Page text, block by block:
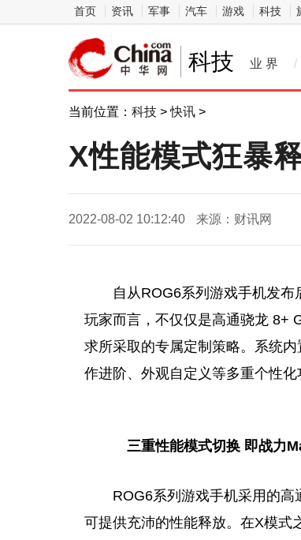
首页 资讯 军事 汽车 游戏 科技
科技 业 界 /
当前位置： 科技 >快讯 >
X性能模式狂暴
2022-08-02 10:12:40 来源：财讯网
自从ROG6系列游戏手机发
玩家而言，不仅仅是高通骁龙 8+
求所采取的专属定制策略。系统
作进阶、外观自定义等多重个性化
三重性能模式切换 即战力
ROG6系列游戏手机采用的
可提供充沛的性能释放。在X模式